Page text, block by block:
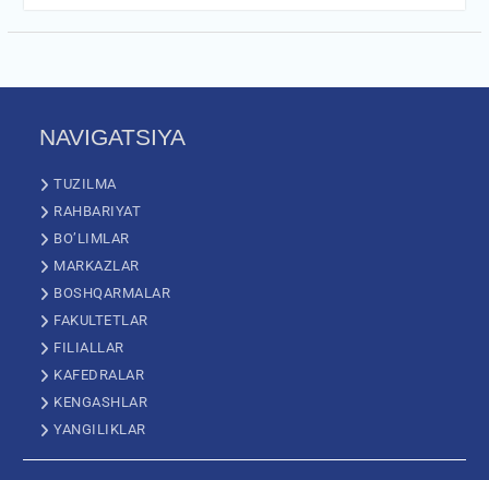
NAVIGATSIYA
TUZILMA
RAHBARIYAT
BO’LIMLAR
MARKAZLAR
BOSHQARMALAR
FAKULTETLAR
FILIALLAR
KAFEDRALAR
KENGASHLAR
YANGILIKLAR